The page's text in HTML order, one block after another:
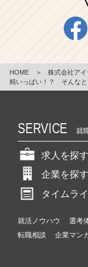
HOME ＞ 株式会社ア
精いっぱい！？ そんなと
SERVICE 就
求人を探す
企業を探す
タイムラ
就活ノウハウ 選考
転職相談
企業マン